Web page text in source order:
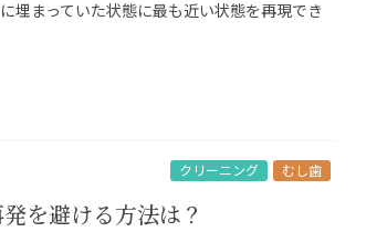
埋まっていた状態に最も近い状態を再現でき
むし歯
クリーニング
を避ける方法は？